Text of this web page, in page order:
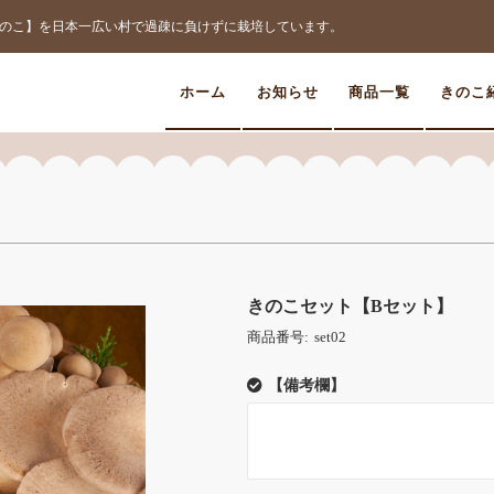
ホーム お知らせ 商品一覧 きのこ
】を日本一広い村で過疎に負けずに栽培しています。
きのこセット【Bセット】
商品番号: set02
【備考欄】